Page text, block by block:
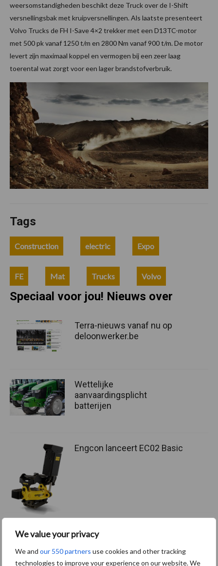
We value your privacy
We and our 550 partners use cookies and other tracking
technologies to improve your experience on our website. We
weersomstandigheden beschikt deze Truck over de I-Shift
versnellingsbak met kruipversnellingen. Als laatste presenteert
Volvo Trucks de FH I-Save 4×2 trekker met een D13TC-motor
met 500 pk vanaf 1250 t/m en 2800 Nm vanaf 900 t/m. De motor
levert zijn maximaal koppel en vermogen bij een zeer laag
toerental wat zorgt voor een lager brandstofverbruik.
Tags
Construction electric Expo
FE Mat Trucks Volvo
Speciaal voor jou! Nieuws over
Terra-nieuws vanaf nu op
deloonwerker.be
Wettelijke
aanvaardingsplicht
batterijen
Engcon lanceert EC02 Basic
Kies uit onderstaande thema's: